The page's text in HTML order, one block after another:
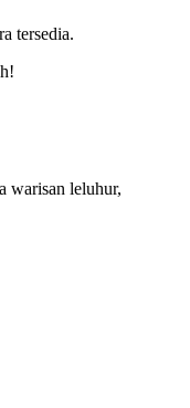
tersedia.
warisan leluhur,